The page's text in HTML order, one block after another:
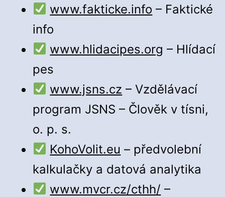
www.fakticke.info – Faktické
info
www.hlidacipes.org – Hlídací
pes
www.jsns.cz – Vzdělávací
program JSNS – Člověk v tísni,
o. p. s.
KohoVolit.eu – předvolební
kalkulačky a datová analytika
www.mvcr.cz/cthh/ –